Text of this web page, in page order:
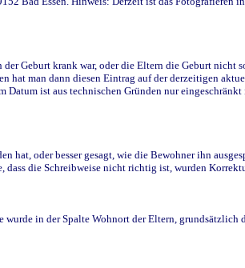
Geburt krank war, oder die Eltern die Geburt nicht
hat man dann diesen Eintrag auf der derzeitigen
ist aus technischen Gründen nur
oder besser gesagt, wie die Bewohner ihn
die Schreibweise nicht richtig ist, wurden
in der Spalte Wohnort der Eltern, grundsätzlich